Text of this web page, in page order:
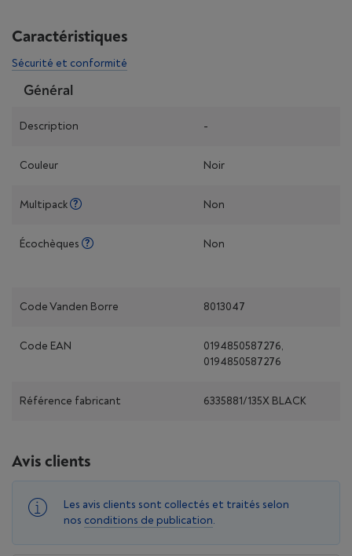
Caractéristiques
Sécurité et conformité
Général
Description -
Couleur Noir
Multipack Non
Écochèques Non
Code Vanden Borre 8013047
Code EAN
0194850587276,
0194850587276
Référence fabricant 6335881/135X BLACK
Avis clients
Les avis clients sont collectés et traités selon
nos conditions de publication.